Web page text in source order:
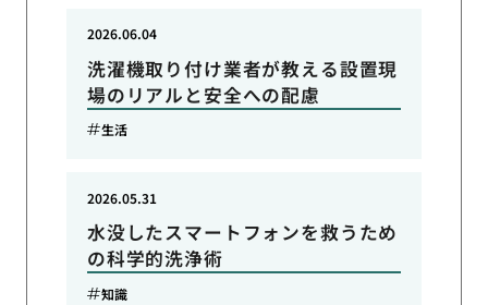
洗濯機取り付け業者が教える設置現
場のリアルと安全への配慮
2026.06.04
生活
水没したスマートフォンを救うため
の科学的洗浄術
2026.05.31
知識